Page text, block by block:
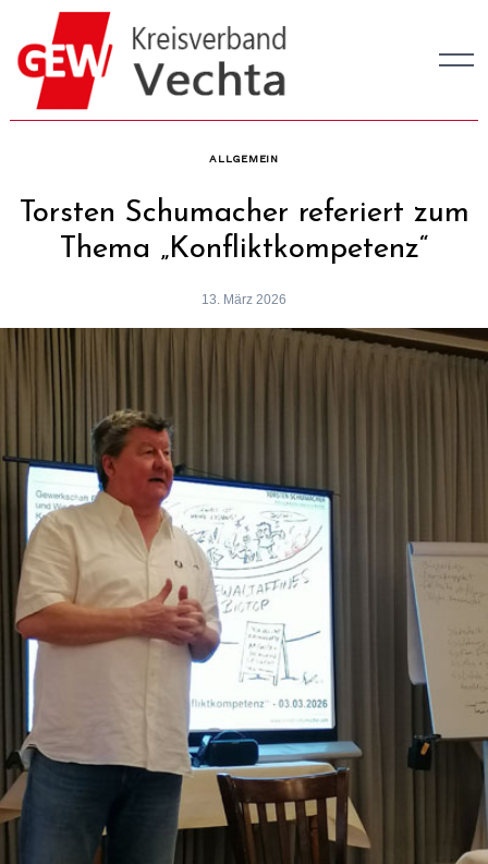
content
ALLGEMEIN
Torsten Schumacher referiert zum
Thema „Konfliktkompetenz“
13. März 2026